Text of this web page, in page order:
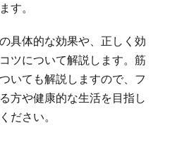
す。
具体的な効果や、正しく効
ツについて解説します。筋
いても解説しますので、フ
方や健康的な生活を目指し
ださい。